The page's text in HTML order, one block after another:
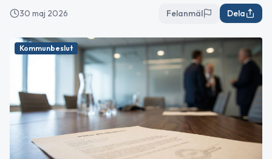
30 maj 2026 Felanmäl Dela
Kommunbeslut